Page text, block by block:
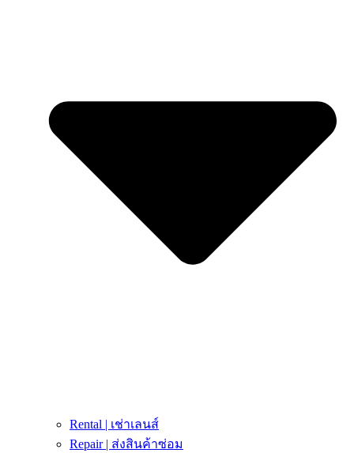
Rental | เช่าเลนส์
Repair | ส่งสินค้าซ่อม